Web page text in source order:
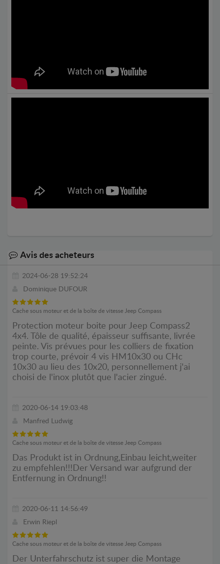
Avis des acheteurs
2024-06-28 19:52:24
Dominique DUFOUR
Cache sous moteur et de la boîte de vitesse Jeep Compass
Protection moteur boite pour Jeep Compass2
4x4. Tôle de qualité, épaisseur suffisante, livrée
peinte. Vis prévues pour les colliers de fixation
trop courte, prévoir 4 vis HM10x30 ou CHc
10x30 au lieu des 10x20, personnellement j'ai
choisi de l'inox plutôt que l'acier zingué.
2020-06-14 19:03:48
Manfred Ludwig
Cache sous moteur et de la boîte de vitesse Jeep Compass
Das Produkt ist in Ordnung,Einbau leicht,weiter
zu empfehlen!!!Der Versand war aufgrund der
Entfernung in Ordnung!!
2020-06-11 14:56:49
Erwin Riepl
Cache sous moteur et de la boîte de vitesse Jeep Compass
Der Unterfahrschutz ist super die Montage